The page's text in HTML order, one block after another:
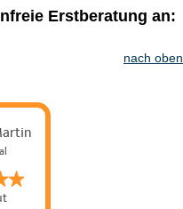
Erstberatung an:
nach oben